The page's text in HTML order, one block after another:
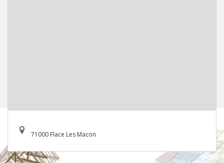
71000 Flace Les Macon